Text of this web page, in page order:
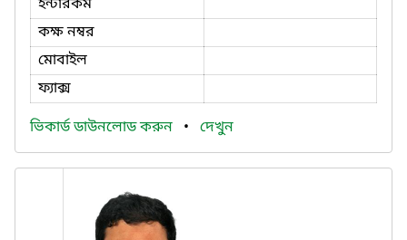
ইন্টারকম
কক্ষ নম্বর
মোবাইল
ফ্যাক্স
ভিকার্ড ডাউনলোড করুন • দেখুন